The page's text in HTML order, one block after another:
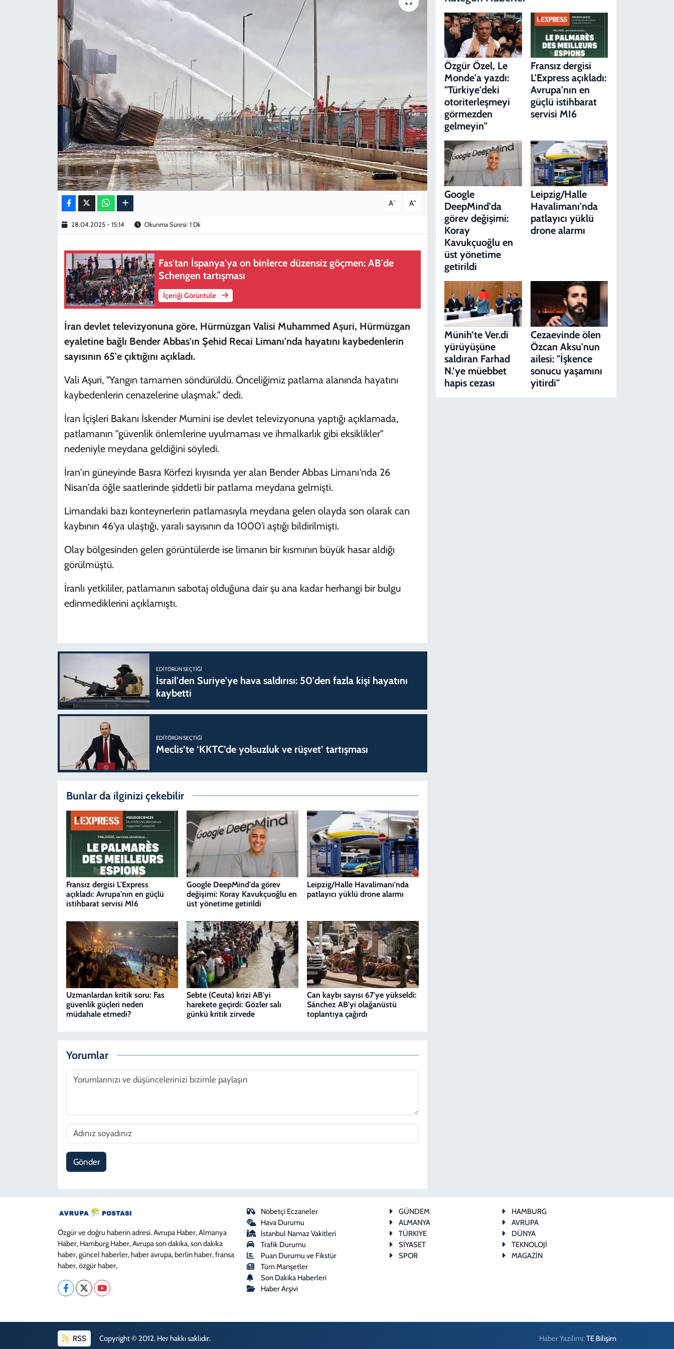
A- A+
28.04.2025 - 15:14 Okunma Süresi: 1 Dk
Fas'tan İspanya'ya on binlerce düzensiz göçmen: AB'de
Schengen tartışması
İçeriği Görüntüle
İran devlet televizyonuna göre, Hürmüzgan Valisi Muhammed Aşuri, Hürmüzgan
eyaletine bağlı Bender Abbas'ın Şehid Recai Limanı'nda hayatını kaybedenlerin
sayısının 65'e çıktığını açıkladı.
Vali Aşuri, "Yangın tamamen söndürüldü. Önceliğimiz patlama alanında hayatını
kaybedenlerin cenazelerine ulaşmak." dedi.
İran İçişleri Bakanı İskender Mumini ise devlet televizyonuna yaptığı açıklamada,
patlamanın "güvenlik önlemlerine uyulmaması ve ihmalkarlık gibi eksiklikler"
nedeniyle meydana geldiğini söyledi.
İran'ın güneyinde Basra Körfezi kıyısında yer alan Bender Abbas Limanı'nda 26
Nisan'da öğle saatlerinde şiddetli bir patlama meydana gelmişti.
Limandaki bazı konteynerlerin patlamasıyla meydana gelen olayda son olarak can
kaybının 46'ya ulaştığı, yaralı sayısının da 1000'i aştığı bildirilmişti.
Olay bölgesinden gelen görüntülerde ise limanın bir kısmının büyük hasar aldığı
görülmüştü.
İranlı yetkililer, patlamanın sabotaj olduğuna dair şu ana kadar herhangi bir bulgu
edinmediklerini açıklamıştı.
EDITÖRÜN SEÇTIĞI
İsrail'den Suriye'ye hava saldırısı: 50'den fazla kişi hayatını
kaybetti
EDITÖRÜN SEÇTIĞI
Meclis’te ‘KKTC’de yolsuzluk ve rüşvet’ tartışması
Bunlar da ilginizi çekebilir
Fransız dergisi L'Express
açıkladı: Avrupa'nın en güçlü
istihbarat servisi MI6
Google DeepMind'da görev
değişimi: Koray Kavukçuoğlu en
üst yönetime getirildi
Leipzig/Halle Havalimanı'nda
patlayıcı yüklü drone alarmı
Uzmanlardan kritik soru: Fas
güvenlik güçleri neden
müdahale etmedi?
Sebte (Ceuta) krizi AB'yi
harekete geçirdi: Gözler salı
günkü kritik zirvede
Can kaybı sayısı 67'ye yükseldi:
Sánchez AB'yi olağanüstü
toplantıya çağırdı
Yorumlar
Gönder
Özgür Özel, Le
Monde'a yazdı:
"Türkiye'deki
otoriterleşmeyi
görmezden
gelmeyin"
Fransız dergisi
L'Express açıkladı:
Avrupa'nın en
güçlü istihbarat
servisi MI6
Google
DeepMind'da
görev değişimi:
Koray
Kavukçuoğlu en
üst yönetime
getirildi
Leipzig/Halle
Havalimanı'nda
patlayıcı yüklü
drone alarmı
Münih’te Ver.di
yürüyüşüne
saldıran Farhad
N.’ye müebbet
hapis cezası
Cezaevinde ölen
Özcan Aksu'nun
ailesi: "İşkence
sonucu yaşamını
yitirdi"
Özgür ve doğru haberin adresi. Avrupa Haber, Almanya
Haber, Hamburg Haber, Avrupa son dakika, son dakika
haber, güncel haberler, haber avrupa, berlin haber, fransa
haber, özgür haber,
Nöbetçi Eczaneler
Hava Durumu
İstanbul Namaz Vakitleri
Trafik Durumu
Puan Durumu ve Fikstür
Tüm Manşetler
Son Dakika Haberleri
Haber Arşivi
GÜNDEM
HAMBURG
ALMANYA
AVRUPA
TÜRKIYE
DÜNYA
SİYASET
TEKNOLOJİ
SPOR
MAGAZİN
RSS Copyright © 2012. Her hakkı saklıdır. Haber Yazılımı:TE Bilişim
YAZARLAR